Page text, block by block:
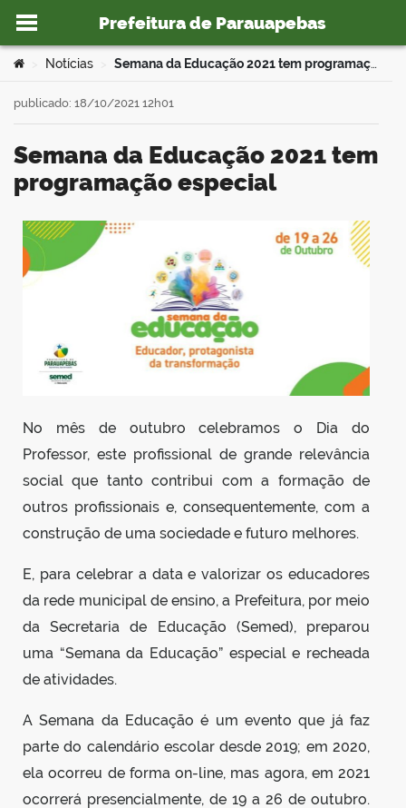
Ir para o conteúdo
Prefeitura de Parauapebas
portal
Você está aqui:
Notícias Semana da Educação 2021 tem programação especial
Semana da Educação 2021 tem
programação especial
publicado: 18/10/2021 12h01
No mês de outubro celebramos o Dia do
Professor, este profissional de grande relevância
social que tanto contribui com a formação de
outros profissionais e, consequentemente, com a
construção de uma sociedade e futuro melhores.
E, para celebrar a data e valorizar os educadores
da rede municipal de ensino, a Prefeitura, por meio
da Secretaria de Educação (Semed), preparou
uma “Semana da Educação” especial e recheada
de atividades.
A Semana da Educação é um evento que já faz
parte do calendário escolar desde 2019; em 2020,
ela ocorreu de forma on-line, mas agora, em 2021
ocorrerá presencialmente, de 19 a 26 de outubro.